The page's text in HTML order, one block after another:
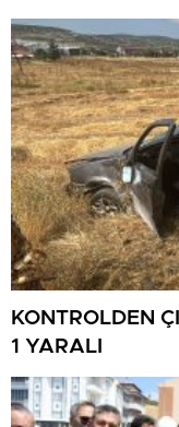
KONTROLDEN
1 YARALI